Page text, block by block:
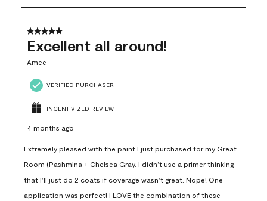
8
25
Reviews
5 out of 5 stars.
Excellent all around!
Amee
VERIFIED PURCHASER
INCENTIVIZED REVIEW
4 months ago
Extremely pleased with the paint I just purchased for my Great
Room (Pashmina + Chelsea Gray. I didn’t use a primer thinking
that I’ll just do 2 coats if coverage wasn’t great. Nope! One
application was perfect! I LOVE the combination of these